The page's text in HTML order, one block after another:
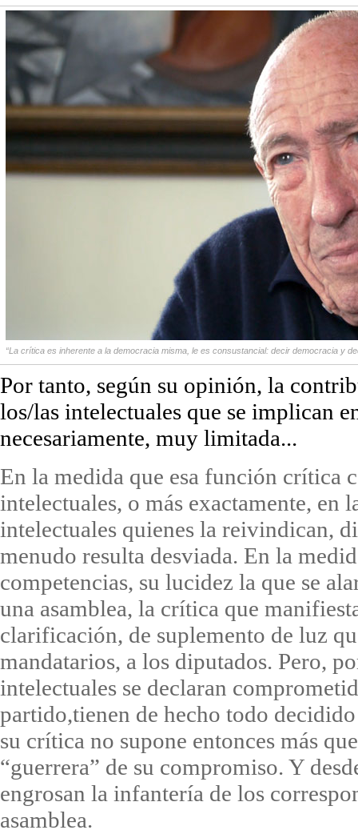
“La crítica es inherente a la democracia misma, le es consustancial: decir democracia y
Por tanto, según su opinión, la
los/las intelectuales que se implican
necesariamente, muy limitada...
En la medida que esa función crítica
intelectuales, o más exactamente, en
intelectuales quienes la reivindican,
menudo resulta desviada. En la
competencias, su lucidez la que se
una asamblea, la crítica que
clarificación, de suplemento de luz
mandatarios, a los diputados. Pero,
intelectuales se declaran
partido,tienen de hecho todo
su crítica no supone entonces más
“guerrera” de su compromiso. Y
engrosan la infantería de los
asamblea.